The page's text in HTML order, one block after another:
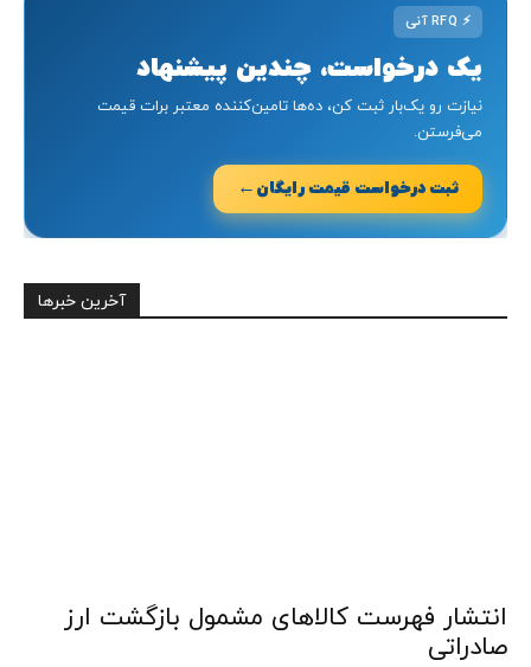
⚡
یک درخواست، چندین پیشنهاد
نیازت رو یک‌بار ثبت کن، ده‌ها تامین‌کننده معتبر برات قیمت
می‌فرستن.
ثبت درخواست قیمت رایگان ←
آخرین خبرها
انتشار فهرست کالاهای مشمول بازگشت ارز
صادراتی